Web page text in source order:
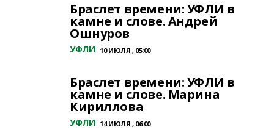
Браслет времени: УФЛИ в
камне и слове. Андрей
Ошнуров
УФЛИ 10 ИЮЛЯ , 05:00
Браслет времени: УФЛИ в
камне и слове. Марина
Кириллова
УФЛИ 14 ИЮЛЯ , 06:00